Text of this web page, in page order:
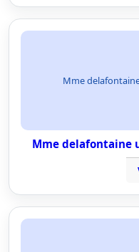
Mme
Mme delafontaine